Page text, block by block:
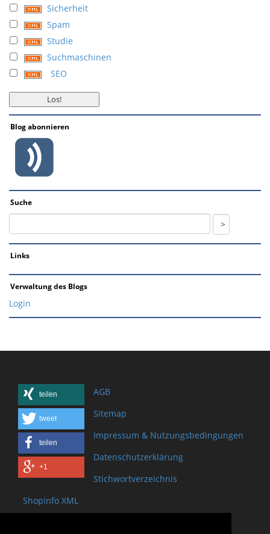
Sicherheit
Spam
Studie
Suchmaschinen
SEO
Blog abonnieren
Suche
Links
Verwaltung des Blogs
Login
teilen
tweet
teilen
+1
AGB
Sitemap
Impressum & Nutzungsbedingungen
Datenschutzerklärung
Stichwortverzeichnis
Shopinfo XML